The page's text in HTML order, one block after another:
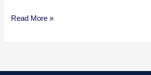
Read More »